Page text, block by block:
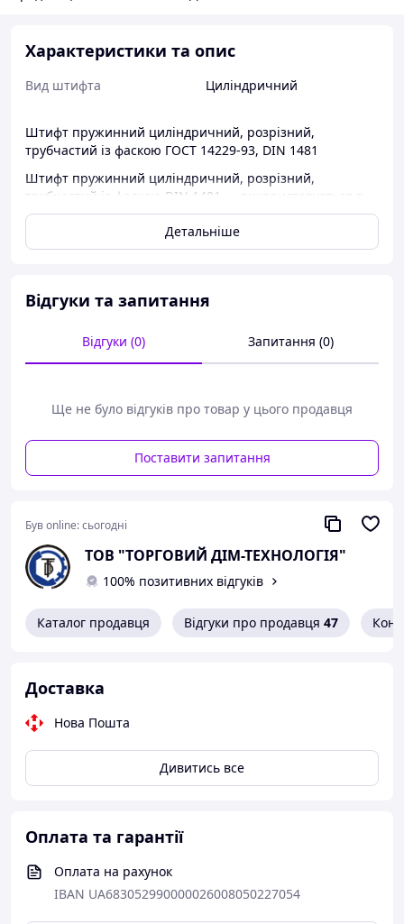
Характеристики та опис
Вид штифта Циліндричний
Штифт пружинний циліндричний, розрізний,
трубчастий із фаскою ГОСТ 14229-93, DIN 1481
Штифт пружинний циліндричний, розрізний,
трубчастий із фаскою DIN 1481 — використовується в
промислових галузях, а саме: в машинобудуванні та
Детальніше
Відгуки та запитання
Відгуки (0) Запитання (0)
Ще не було відгуків про товар у цього продавця
Поставити запитання
Був online:сьогодні
ТОВ "ТОРГОВИЙ ДІМ-ТЕХНОЛОГІЯ"
100% позитивних відгуків
Каталог продавця Відгуки про продавця 47
Доставка
Нова Пошта
Дивитись все
Оплата та гарантії
Оплата на рахунок
IBAN UA683052990000026008050227054